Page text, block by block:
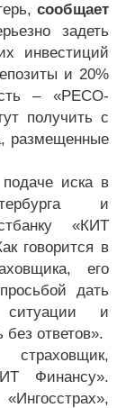
сообщает
задеть
инвестиций
и 20%
– «РЕСО-
получить с
размещенные
иска в
и
«КИТ
говорится в
его
дать
ситуации и
ответов».
Финансу».